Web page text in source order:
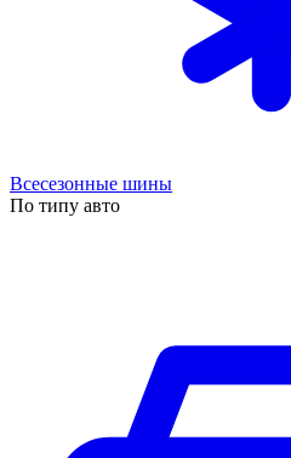
Всесезонные шины
По типу авто